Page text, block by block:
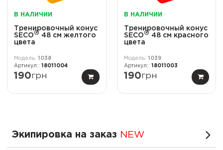
В НАЛИЧИИ
Тренировочный конус
SECO® 48 см желтого
цвета
1038
18011004
190грн
В НАЛИЧИИ
Тренировочный конус
SECO® 48 см красного
цвета
1039
18011003
190грн
Экипировка на заказ NEW